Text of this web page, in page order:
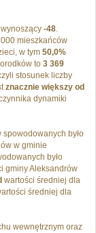
-48.
mieszkańców
w tym 50,0%
to 3 369
stosunek liczby
znacznie większy od
dynamiki
było
w gminie
było
gminy Aleksandrów
wartości średniej dla
średniej dla
wewnętrznym oraz